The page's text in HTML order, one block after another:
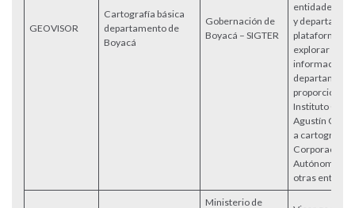
GEOVISOR
Cartografía básica
departamento de
Boyacá
Gobernación de
Boyacá – SIGTER
entidades a
y
plataforma
explorar y
información
Instituto
Agustín
a cartografía
Autónomas
otras
Ministerio de